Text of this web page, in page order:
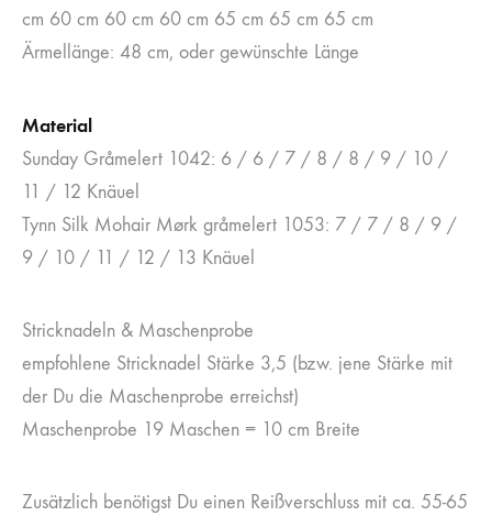
cm 60 cm 60 cm 60 cm 65 cm 65 cm 65 cm
Ärmellänge: 48 cm, oder gewünschte Länge
Material
Sunday Gråmelert 1042: 6 / 6 / 7 / 8 / 8 / 9 / 10 /
11 / 12 Knäuel
Tynn Silk Mohair Mørk gråmelert 1053: 7 / 7 / 8 / 9 /
9 / 10 / 11 / 12 / 13 Knäuel
Stricknadeln & Maschenprobe
empfohlene Stricknadel Stärke 3,5 (bzw. jene Stärke mit
der Du die Maschenprobe erreichst)
Maschenprobe 19 Maschen = 10 cm Breite
Zusätzlich benötigst Du einen Reißverschluss mit ca. 55-65